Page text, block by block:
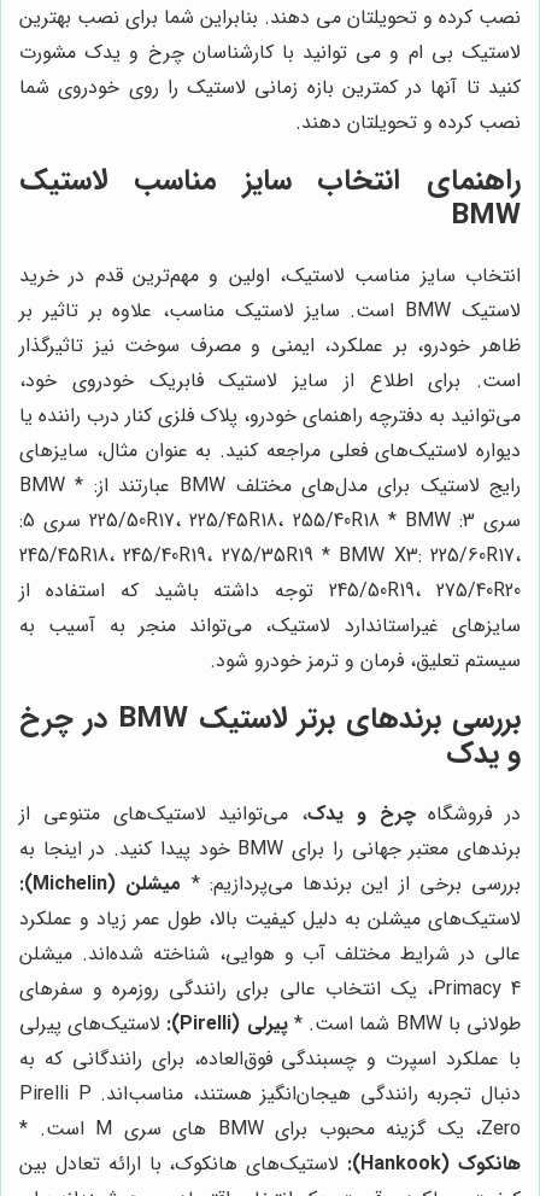
نصب کرده و تحویلتان می دهند. بنابراین شما برای نصب بهترین
لاستیک بی ام و می توانید با کارشناسان چرخ و یدک مشورت
کنید تا آنها در کمترین بازه زمانی لاستیک را روی خودروی شما
نصب کرده و تحویلتان دهند.
راهنمای انتخاب سایز مناسب لاستیک
BMW
انتخاب سایز مناسب لاستیک، اولین و مهم‌ترین قدم در خرید
لاستیک BMW است. سایز لاستیک مناسب، علاوه بر تاثیر بر
ظاهر خودرو، بر عملکرد، ایمنی و مصرف سوخت نیز تاثیرگذار
است. برای اطلاع از سایز لاستیک فابریک خودروی خود،
می‌توانید به دفترچه راهنمای خودرو، پلاک فلزی کنار درب راننده یا
دیواره لاستیک‌های فعلی مراجعه کنید. به عنوان مثال، سایزهای
رایج لاستیک برای مدل‌های مختلف BMW عبارتند از: * BMW
سری 3: 225/50R17، 225/45R18، 255/40R18 * BMW سری 5:
245/45R18، 245/40R19، 275/35R19 * BMW X3: 225/60R17،
245/50R19، 275/40R20 توجه داشته باشید که استفاده از
سایزهای غیراستاندارد لاستیک، می‌تواند منجر به آسیب به
سیستم تعلیق، فرمان و ترمز خودرو شود.
بررسی برندهای برتر لاستیک BMW در چرخ
و یدک
در فروشگاهچرخ و یدک، می‌توانید لاستیک‌های متنوعی از
برندهای معتبر جهانی را برای BMW خود پیدا کنید. در اینجا به
بررسی برخی از این برندها می‌پردازیم: * میشلن (Michelin):
لاستیک‌های میشلن به دلیل کیفیت بالا، طول عمر زیاد و عملکرد
عالی در شرایط مختلف آب و هوایی، شناخته شده‌اند. میشلن
Primacy 4، یک انتخاب عالی برای رانندگی روزمره و سفرهای
طولانی با BMW شما است. *
پیرلی (Pirelli):
لاستیک‌های پیرلی
با عملکرد اسپرت و چسبندگی فوق‌العاده، برای رانندگانی که به
دنبال تجربه رانندگی هیجان‌انگیز هستند، مناسب‌اند. Pirelli P
Zero، یک گزینه محبوب برای BMW های سری M است. *
هانکوک (Hankook):
لاستیک‌های هانکوک، با ارائه تعادل بین